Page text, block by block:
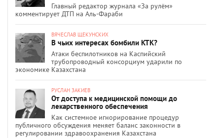
Главный редактор журнала «За рулём»
комментирует ДТП на Аль-Фараби
ВЯЧЕСЛАВ ЩЕКУНСКИХ
В чьих интересах бомбили КТК?
Атаки беспилотников на Каспийский
трубопроводный консорциум ударили по
экономике Казахстана
РУСЛАН ЗАКИЕВ
От доступа к медицинской помощи до
лекарственного обеспечения
Как системное игнорирование процедур
публичного обсуждения меняет баланс законности в
регулировании здравоохранения Казахстана